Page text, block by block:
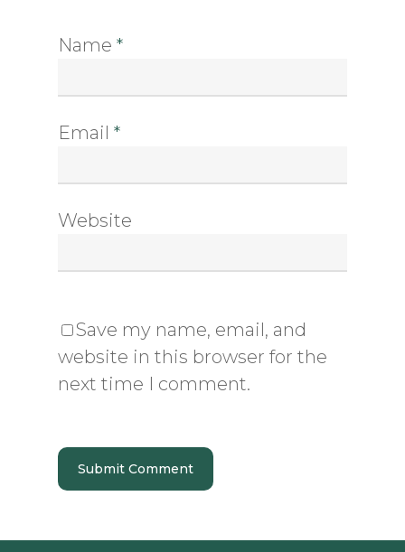
Name *
Email *
Website
Save my name, email, and
website in this browser for the
next time I comment.